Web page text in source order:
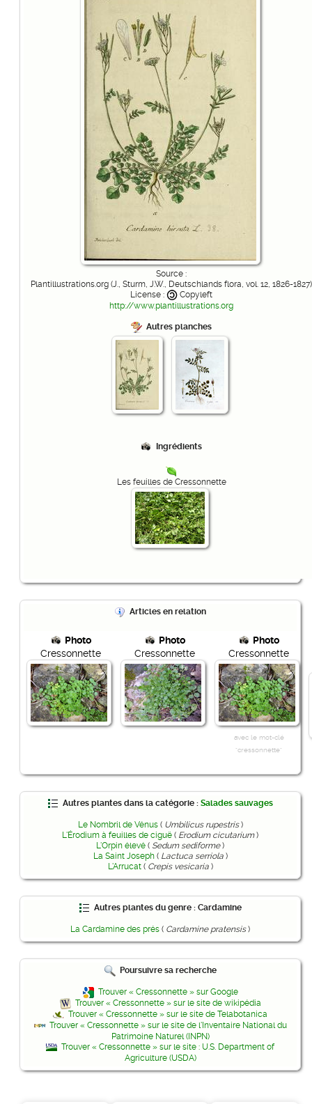
Source :
Plantillustrations.org (J., Sturm, J.W., Deutschlands flora, vol. 12, 1826-1827)
License :
Copyleft
http://www.plantillustrations.org
Autres planches
Ingrédients
Les feuilles de Cressonnette
Articles en relation
Photo
Cressonnette
Photo
Cressonnette
Photo
Cressonnette
avec le mot-clé
"cressonnette"
Autres plantes dans la catégorie : Salades sauvages
Le Nombril de Vénus( Umbilicus rupestris)
L'Érodium à feuilles de ciguë ( Erodium cicutarium)
L'Orpin élevé ( Sedum sediforme)
La Saint Joseph( Lactuca serriola)
L'Arrucat( Crepis vesicaria)
Autres plantes du genre : Cardamine
La Cardamine des prés ( Cardamine pratensis)
Poursuivre sa recherche
Trouver « Cressonnette » sur Google
Trouver « Cressonnette » sur le site de wikipédia
Trouver « Cressonnette » sur le site de Telabotanica
Trouver « Cressonnette » sur le site de l'Inventaire National du
Patrimoine Naturel (INPN)
Trouver « Cressonnette » sur le site : U.S. Department of
Agriculture (USDA)